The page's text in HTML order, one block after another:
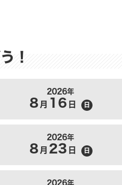
！
2026年
8月 16 日 日
2026年
8月 23 日 日
2026年